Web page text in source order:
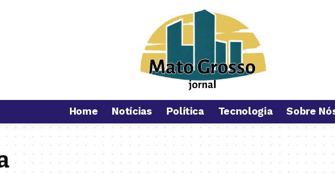
Home Notícias Política Tecnologia Sobre